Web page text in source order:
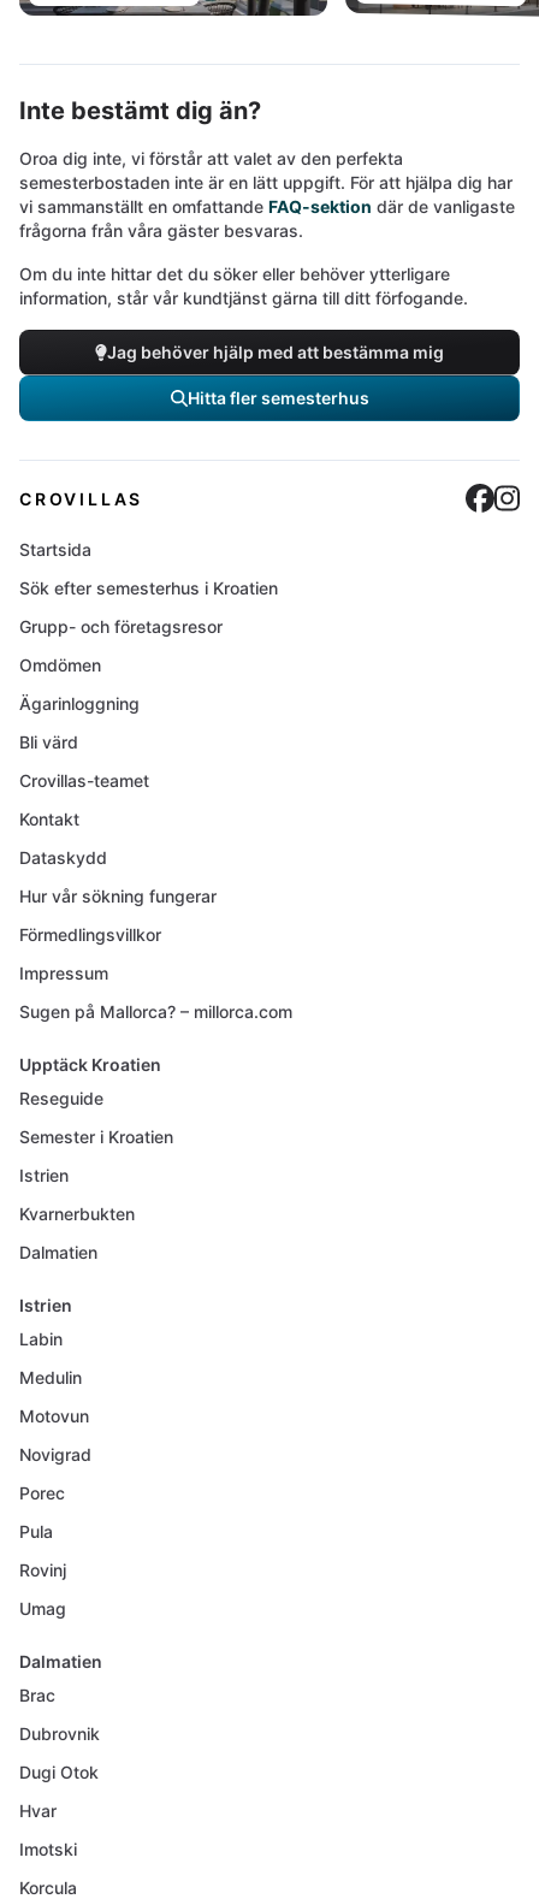
Inte bestämt dig än?
Oroa dig inte, vi förstår att valet av den perfekta
semesterbostaden inte är en lätt uppgift. För att hjälpa dig har
vi sammanställt en omfattande FAQ-sektion där de vanligaste
frågorna från våra gäster besvaras.
Om du inte hittar det du söker eller behöver ytterligare
information, står vår kundtjänst gärna till ditt förfogande.
Jag behöver hjälp med att bestämma mig
Hitta fler semesterhus
CROVILLAS
Startsida
Sök efter semesterhus i Kroatien
Grupp- och företagsresor
Omdömen
Ägarinloggning
Bli värd
Crovillas-teamet
Kontakt
Dataskydd
Hur vår sökning fungerar
Förmedlingsvillkor
Impressum
Sugen på Mallorca? – millorca.com
Upptäck Kroatien
Reseguide
Semester i Kroatien
Istrien
Kvarnerbukten
Dalmatien
Istrien
Labin
Medulin
Motovun
Novigrad
Porec
Pula
Rovinj
Umag
Dalmatien
Brac
Dubrovnik
Dugi Otok
Hvar
Imotski
Korcula